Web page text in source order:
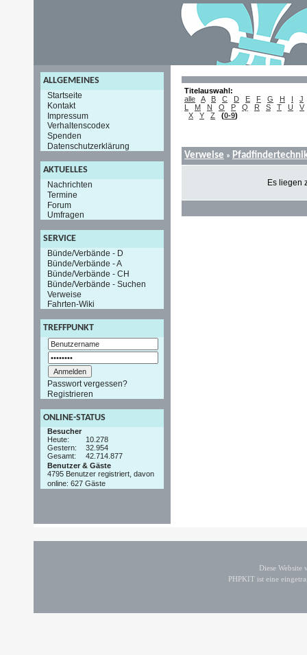
ALLGEMEINES
Startseite
Kontakt
Impressum
Verhaltenscodex
Spenden
Datenschutzerklärung
AKTUELLES
Nachrichten
Termine
Forum
Umfragen
SERVICE
Bünde/Verbände - D
Bünde/Verbände - A
Bünde/Verbände - CH
Bünde/Verbände - Suchen
Verweise
Fahrten-Wiki
TREFFPUNKT
Passwort vergessen?
Registrieren
ONLINE-STATUS
Besucher
Heute:
10.278
Gestern:
32.954
Gesamt:
42.714.877
Benutzer & Gäste
4795 Benutzer registriert, davon
online: 627 Gäste
Titelauswahl:
alle
A B C D E F G H I
J
L
M N O P Q R S T U
V
X
Y Z (0-9)
Verweise »
Es liegen
Diese
PHPKIT ist eine